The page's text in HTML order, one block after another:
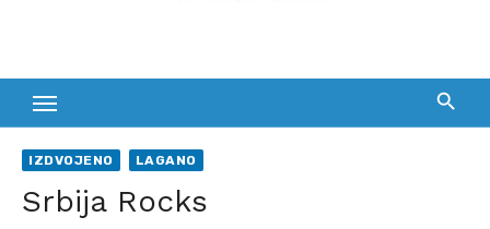
IZDVOJENO LAGANO
Srbija Rocks